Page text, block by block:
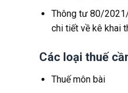
Thông tư 80/
chi tiết về kê khai
Các loại thuế
Thuế môn bài